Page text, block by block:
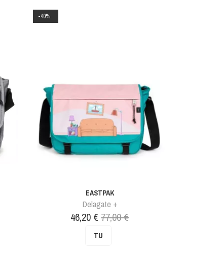
EASTPAK
Delagate +
Prix
46,20 € Prix
base
77,00 €
TU
-40%